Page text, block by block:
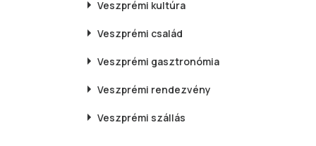
Veszprémi kultúra
Veszprémi család
Veszprémi gasztronómia
Veszprémi rendezvény
Veszprémi szállás